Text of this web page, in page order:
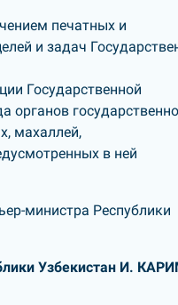
печатных и
и задач
Государственной
органов
махаллей,
в ней
министра Республики
Узбекистан И.